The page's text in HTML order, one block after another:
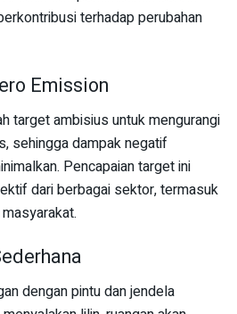
terhadap perubahan
Emission
target ambisius untuk mengurangi
sehingga dampak negatif
Pencapaian target ini
dari berbagai sektor, termasuk
dengan pintu dan jendela